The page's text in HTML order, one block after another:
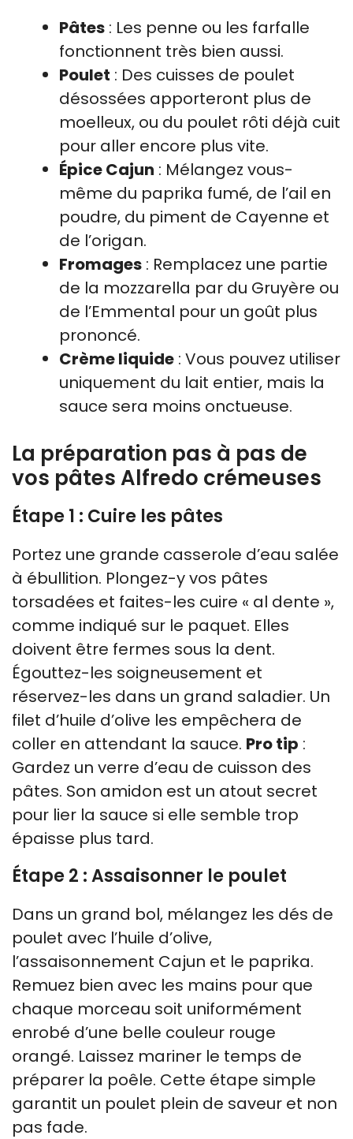
Pâtes : Les penne ou les farfalle
fonctionnent très bien aussi.
Poulet : Des cuisses de poulet
désossées apporteront plus de
moelleux, ou du poulet rôti déjà cuit
pour aller encore plus vite.
Épice Cajun : Mélangez vous-
même du paprika fumé, de l’ail en
poudre, du piment de Cayenne et
de l’origan.
Fromages : Remplacez une partie
de la mozzarella par du Gruyère ou
de l’Emmental pour un goût plus
prononcé.
Crème liquide : Vous pouvez utiliser
uniquement du lait entier, mais la
sauce sera moins onctueuse.
La préparation pas à pas de
vos pâtes Alfredo crémeuses
Étape 1 : Cuire les pâtes
Portez une grande casserole d’eau salée
à ébullition. Plongez-y vos pâtes
torsadées et faites-les cuire « al dente »,
comme indiqué sur le paquet. Elles
doivent être fermes sous la dent.
Égouttez-les soigneusement et
réservez-les dans un grand saladier. Un
filet d’huile d’olive les empêchera de
coller en attendant la sauce. Pro tip :
Gardez un verre d’eau de cuisson des
pâtes. Son amidon est un atout secret
pour lier la sauce si elle semble trop
épaisse plus tard.
Étape 2 : Assaisonner le poulet
Dans un grand bol, mélangez les dés de
poulet avec l’huile d’olive,
l’assaisonnement Cajun et le paprika.
Remuez bien avec les mains pour que
chaque morceau soit uniformément
enrobé d’une belle couleur rouge
orangé. Laissez mariner le temps de
préparer la poêle. Cette étape simple
garantit un poulet plein de saveur et non
pas fade.